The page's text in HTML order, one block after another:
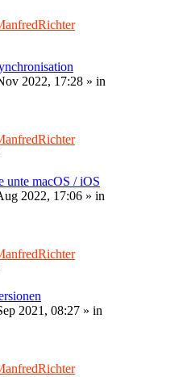
2022, 17:28 » in
unte macOS / iOS
2022, 17:06 » in
2021, 08:27 » in